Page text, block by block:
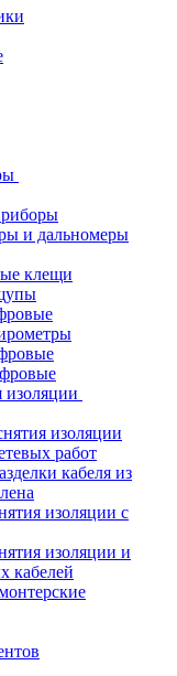
и дальномеры
клещи
изоляции
изоляции
работ
кабеля из
изоляции с
изоляции и
кабелей